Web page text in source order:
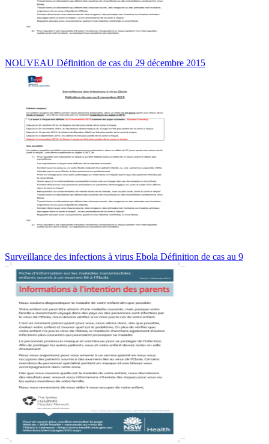
NOUVEAU Définition de cas du 29 décembre 2015
Surveillance des infections à virus Ebola Définition de cas au 9